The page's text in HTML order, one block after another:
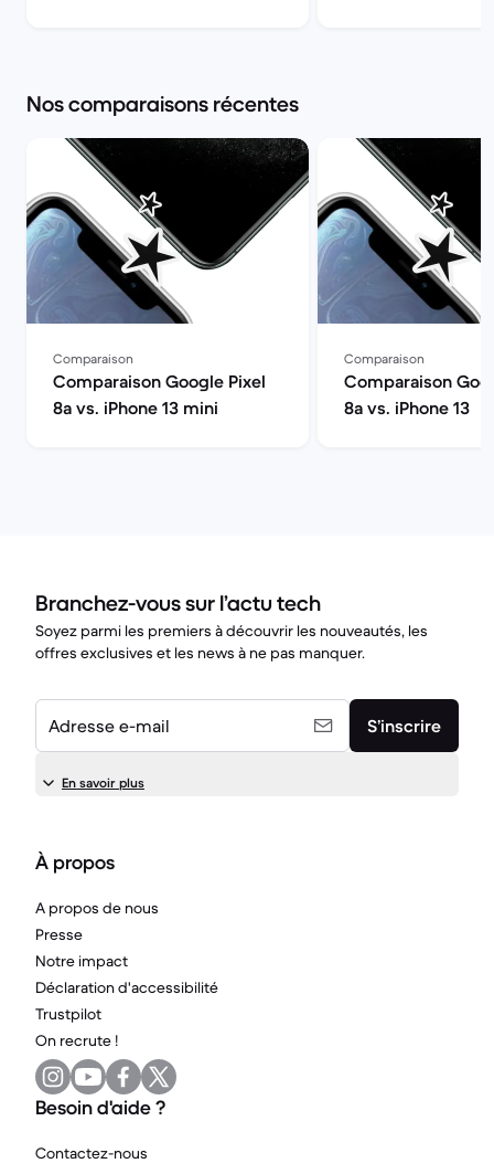
Nos comparaisons récentes
Comparaison
Comparaison Google Pixel
8a vs. iPhone 13 mini
Comparaison
Comparaison
8a vs. iPhone 13
Branchez-vous sur l’actu tech
Soyez parmi les premiers à découvrir les nouveautés, les
offres exclusives et les news à ne pas manquer.
Adresse e-mail S’inscrire
En savoir plus
À propos
A propos de nous
Presse
Notre impact
Déclaration d'accessibilité
Trustpilot
On recrute !
Besoin d'aide ?
Contactez-nous